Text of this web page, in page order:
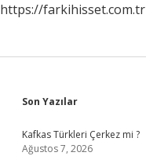
https://farkihisset.com.tr
Sidebar
Son Yazılar
Kafkas Türkleri Çerkez mi ?
Ağustos 7, 2026